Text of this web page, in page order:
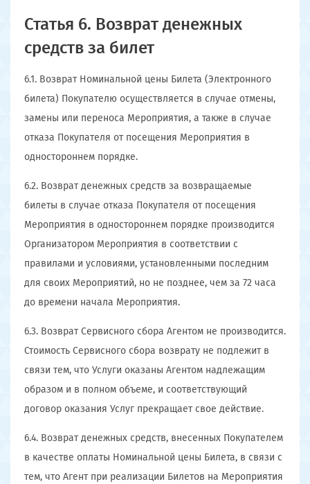
Статья 6. Возврат денежных
средств за билет
6.1. Возврат Номинальной цены Билета (Электронного
билета) Покупателю осуществляется в случае отмены,
замены или переноса Мероприятия, а также в случае
отказа Покупателя от посещения Мероприятия в
одностороннем порядке.
6.2. Возврат денежных средств за возвращаемые
билеты в случае отказа Покупателя от посещения
Мероприятия в одностороннем порядке производится
Организатором Мероприятия в соответствии с
правилами и условиями, установленными последним
для своих Мероприятий, но не позднее, чем за 72 часа
до времени начала Мероприятия.
6.3. Возврат Сервисного сбора Агентом не производится.
Стоимость Сервисного сбора возврату не подлежит в
связи тем, что Услуги оказаны Агентом надлежащим
образом и в полном объеме, и соответствующий
договор оказания Услуг прекращает свое действие.
6.4. Возврат денежных средств, внесенных Покупателем
в качестве оплаты Номинальной цены Билета, в связи с
тем, что Агент при реализации Билетов на Мероприятия